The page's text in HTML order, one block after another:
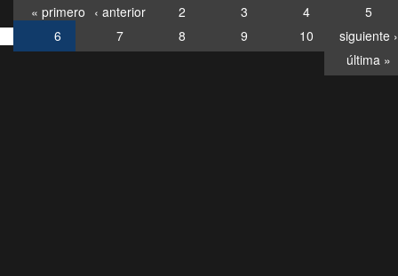
« primero ‹ anterior 2 3 4
5
6
7 8 9 10
siguiente ›
última »